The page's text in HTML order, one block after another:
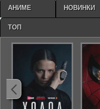
АНИМЕ НОВИНКИ
ТОП